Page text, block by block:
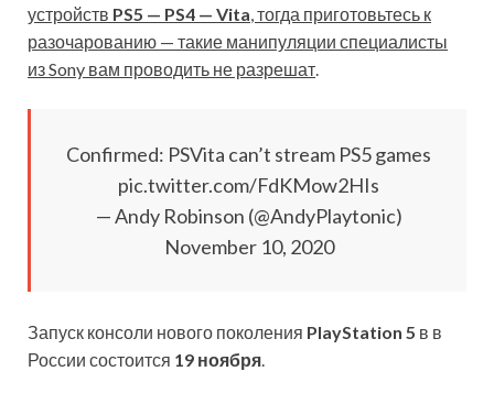
устройств PS5 — PS4 — Vita , тогда приготовьтесь к
разочарованию — такие манипуляции специалисты
из Sony вам проводить не разрешат
Confirmed: PSVita can’t stream PS5 games
pic.twitter.com/FdKMow2HIs
— Andy Robinson (@AndyPlaytonic)
November 10, 2020
Запуск консоли нового поколения PlayStation 5 в в
России состоится 19 ноября